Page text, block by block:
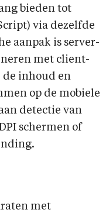
bieden tot
via dezelfde
aanpak is server-
met client-
de inhoud en
op de mobiele
detectie van
schermen of
met